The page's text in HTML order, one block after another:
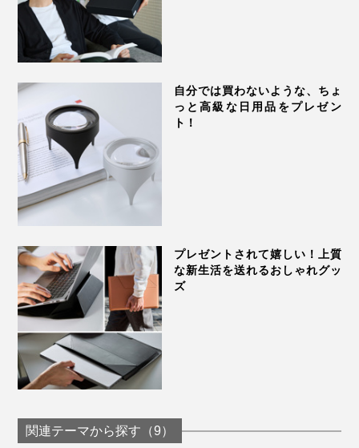
自分では買わないような、ちょ
っと高級な日用品をプレゼン
ト！
プレゼントされて嬉しい！上質
な新生活を送れるおしゃれグッ
ズ
関連テーマから探す（9）